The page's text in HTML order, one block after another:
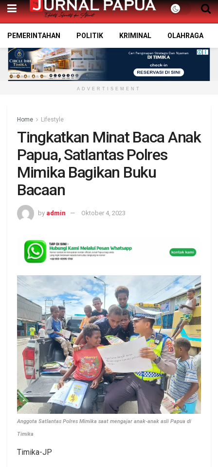
PEMERINTAHAN POLITIK KRIMINAL OLAHRAGA
ADVERTISEMENT
Home Lifestyle
Tingkatkan Minat Baca Anak
Papua, Satlantas Polres
Mimika Bagikan Buku
Bacaan
by admin Oktober 4, 2023
Anggota Satlantas Polres Mimika saat mengajar anak-anak asli Papua di
Timika
Timika-JP